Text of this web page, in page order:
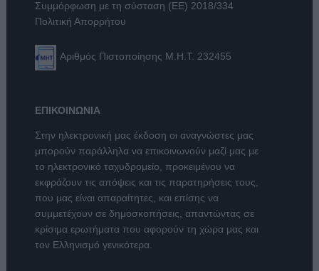
Συμμόρφωση με τη σύσταση (ΕΕ) 2018/334
Πολιτική Απορρήτου
Αριθμός Πιστοποίησης Μ.Η.Τ. 232455
ΕΠΙΚΟΙΝΩΝΙΑ
Στην ηλεκτρονική μας έκδοση οι αναγνώστες μας
μπορούν παράλληλα να επικοινωνούν μαζί μας με
το ηλεκτρονικό ταχυδρομείο, προκειμένου να
εκφράζουν τις απόψεις και τις παρατηρήσεις τους,
που μας είναι απαραίτητες, και επίσης να
συμμετέχουν σε δημοσκοπήσεις, απαντώντας σε
κρίσιμα ερωτήματα που αφορούν τη χώρα μας και
τον Ελληνισμό γενικότερα.